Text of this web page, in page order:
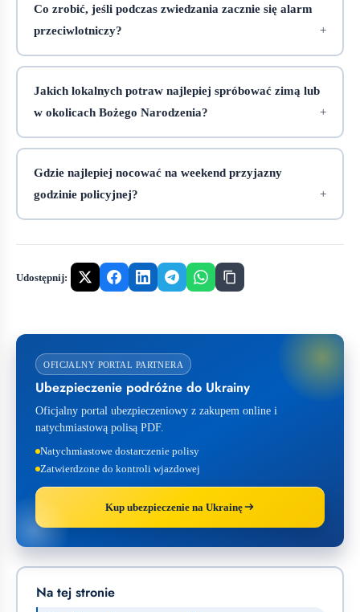
Co zrobić, jeśli podczas zwiedzania zacznie się alarm
przeciwlotniczy?
Jakich lokalnych potraw najlepiej spróbować zimą lub
w okolicach Bożego Narodzenia?
Gdzie najlepiej nocować na weekend przyjazny
godzinie policyjnej?
Udostępnij:
OFICJALNY PORTAL PARTNERA
Ubezpieczenie podróżne do Ukrainy
Oficjalny portal ubezpieczeniowy z zakupem online i
natychmiastową polisą PDF.
Natychmiastowe dostarczenie polisy
Zatwierdzone do kontroli wjazdowej
Kup ubezpieczenie na Ukrainę
Na tej stronie